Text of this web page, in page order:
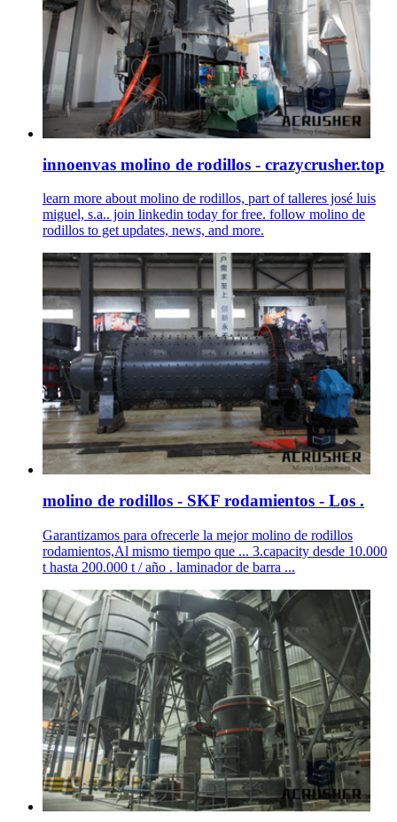
innoenvas molino de rodillos - crazycrusher.top
learn more about molino de rodillos, part of talleres josé luis
miguel, s.a.. join linkedin today for free. follow molino de
rodillos to get updates, news, and more.
molino de rodillos - SKF rodamientos - Los .
Garantizamos para ofrecerle la mejor molino de rodillos
rodamientos,Al mismo tiempo que ... 3.capacity desde 10.000
t hasta 200.000 t / año . laminador de barra ...